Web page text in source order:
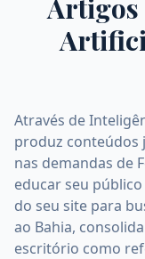
Artigos
Através de
produz conteúdos
nas demandas de
educar seu
do seu site para
ao Bahia,
escritório como